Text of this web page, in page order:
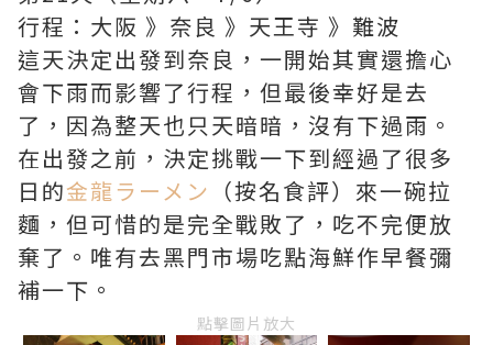
行程：大阪 》奈良 》天王寺 》難波
這天決定出發到奈良，一開始其實還擔心
會下雨而影響了行程，但最後幸好是去
了，因為整天也只天暗暗，沒有下過雨。
在出發之前，決定挑戰一下到經過了很多
日的金龍ラーメン （按名食評）來一碗拉
麵，但可惜的是完全戰敗了，吃不完便放
棄了。唯有去黑門市場吃點海鮮作早餐彌
補一下。
點擊圖片放大